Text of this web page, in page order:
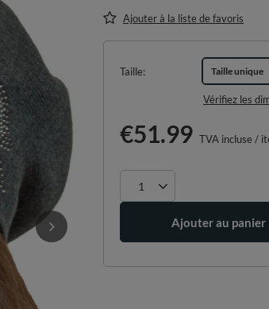
Ajouter à la liste de favoris
Taille Taille unique
Vérifiez les
€51.99 TVA incluse/
Ajouter au panier